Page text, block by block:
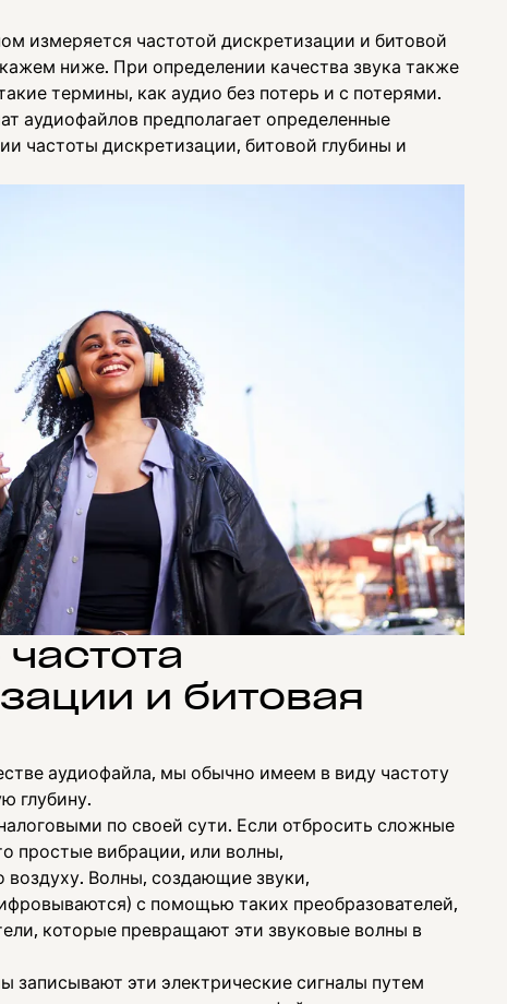
измеряется частотой дискретизации и битовой
ниже. При определении качества звука также
термины, как аудио без потерь и с потерями.
аудиофайлов предполагает определенные
частоты дискретизации, битовой глубины и
и битовая
аудиофайла, мы обычно имеем в виду частоту
глубину.
по своей сути. Если отбросить сложные
простые вибрации, или волны,
Волны, создающие звуки,
с помощью таких преобразователей,
которые превращают эти звуковые волны в
записывают эти электрические сигналы путем